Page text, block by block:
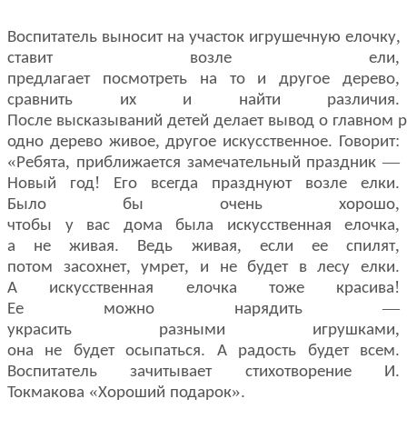
Воспитатель выносит на участок игрушечную елочку,
ставит возле ели,
предлагает посмотреть на то и другое дерево,
сравнить их и найти различия.
После высказываний детей делает вывод о главном
одно дерево живое,другое искусственное. Говорит:
«Ребята, приближается замечательный праздник —
Новый год! Его всегда празднуют возле елки.
Было бы очень хорошо,
чтобы у вас дома была искусственная елочка,
а не живая. Ведь живая, если ее спилят,
потом засохнет,умрет, и не будет в лесу елки.
А искусственная елочка тоже красива!
Ее можно нарядить —
украсить разными игрушками,
она не будет осыпаться. А радость будет всем.
Воспитатель зачитывает стихотворение И.
Токмакова «Хороший подарок».